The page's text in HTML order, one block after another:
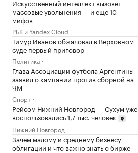
Искусственный интеллект вызовет
массовые увольнения — и еще 10
мифов
РБК и Yandex Cloud
Тимур Иванов обжаловал в Верховном
суде первый приговор
Политика
Глава Ассоциации футбола Аргентины
заявил о кампании против сборной на
ЧМ
Спорт
Рейсом Нижний Новгород — Сухум уже
воспользовались 1,7 тыс. человек
Нижний Новгород
Зачем малому и среднему бизнесу
облигации и что важно знать о бирже